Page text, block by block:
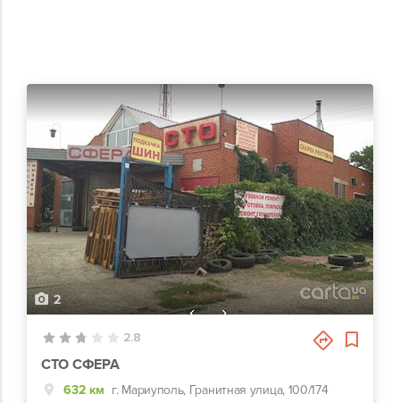
2
2.8
СТО СФЕРА
632 км г. Мариуполь, Гранитная улица, 100/174